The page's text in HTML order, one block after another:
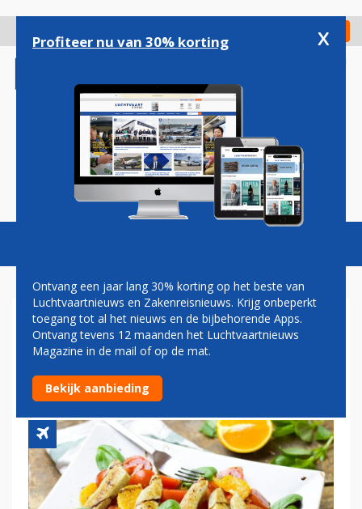
gaan
Check in
Magazine Podcasts Vacatures
KLM SCHRAPT VLEES
MOGELIJK WERELDWIJD VAN
HET MENU
Profiteer nu van 30% korting x
Ontvang een jaar lang 30% korting op het beste van
Luchtvaartnieuws en Zakenreisnieuws. Krijg onbeperkt
toegang tot al het nieuws en de bijbehorende Apps.
Ontvang tevens 12 maanden het Luchtvaartnieuws
Magazine in de mail of op de mat.
Bekijk aanbieding